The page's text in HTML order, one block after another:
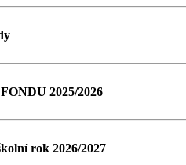
2025/2026
rok 2026/2027